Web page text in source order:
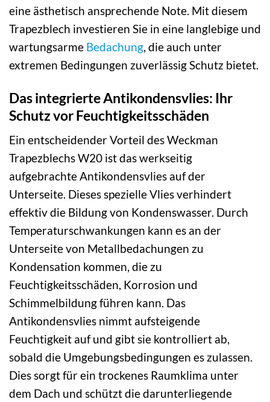
eine ästhetisch ansprechende Note. Mit diesem
Trapezblech investieren Sie in eine langlebige und
wartungsarme Bedachung , die auch unter
extremen Bedingungen zuverlässig Schutz bietet.
Das integrierte Antikondensvlies: Ihr
Schutz vor Feuchtigkeitsschäden
Ein entscheidender Vorteil des Weckman
Trapezblechs W20 ist das werkseitig
aufgebrachte Antikondensvlies auf der
Unterseite. Dieses spezielle Vlies verhindert
effektiv die Bildung von Kondenswasser. Durch
Temperaturschwankungen kann es an der
Unterseite von Metallbedachungen zu
Kondensation kommen, die zu
Feuchtigkeitsschäden, Korrosion und
Schimmelbildung führen kann. Das
Antikondensvlies nimmt aufsteigende
Feuchtigkeit auf und gibt sie kontrolliert ab,
sobald die Umgebungsbedingungen es zulassen.
Dies sorgt für ein trockenes Raumklima unter
dem Dach und schützt die darunterliegende